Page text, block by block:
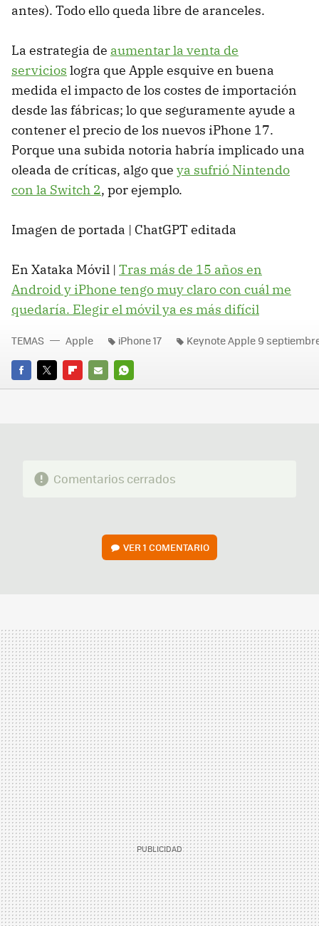
antes). Todo ello queda libre de aranceles.
La estrategia de aumentar la venta de
servicios logra que Apple esquive en buena
medida el impacto de los costes de importación
desde las fábricas; lo que seguramente ayude a
contener el precio de los nuevos iPhone 17.
Porque una subida notoria habría implicado una
oleada de críticas, algo que ya sufrió Nintendo
con la Switch 2, por ejemplo.
Imagen de portada | ChatGPT editada
En Xataka Móvil | Tras más de 15 años en
Android y iPhone tengo muy claro con cuál me
quedaría. Elegir el móvil ya es más difícil
FACEBOOK
TWITTERFLIPBOARD
E-
WHATSAPP
TEMAS Apple iPhone 17 Keynote Apple 9
Comentarios cerrados
VER1 COMENTARIO